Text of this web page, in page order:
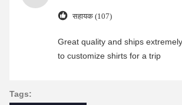
सहायक (107)
Great quality and ships
to customize shirts for a trip
Tags: